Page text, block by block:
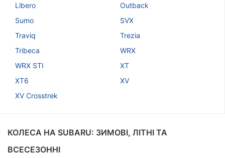
Libero
Outback
Sumo
SVX
Traviq
Trezia
Tribeca
WRX
WRX STI
XT
XT6
XV
XV Crosstrek
КОЛЕСА НА SUBARU: ЗИМОВІ, ЛІТНІ ТА
ВСЕСЕЗОННІ